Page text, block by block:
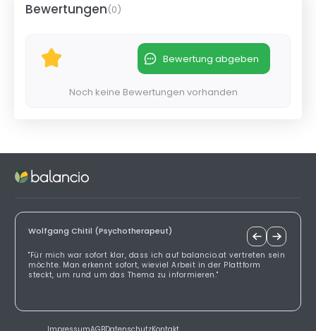
Bewertungen(0)
Bewertung abgeben
Noch keine Bewertungen vorhanden
Wolfgang Chitil (Psychotherapeut)
"Für mich war sofort klar, dass ich auf balancio.at vertreten sein
möchte. Man erkennt sofort, wieviel Arbeit in der Plattform
steckt, um rund um das Thema zu informieren."